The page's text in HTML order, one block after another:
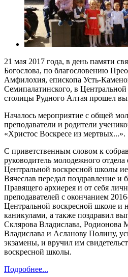
21 мая 2017 года, в день памяти
Богослова, по благословению
Амфилохия, епископа Усть-
Семипалатинского, в
столицы Рудного Алтая прошел
Началось мероприятие с общей
преподаватели и родители
«Христос Воскресе из мертвых...».
С приветственным словом к
руководитель молодежного
Центральной воскресной школы
Вячеслав передал поздравление и
Правящего архиерея и от себя
преподавателей с окончанием
Центральной воскресной школе и
каникулами, а также поздравил
Склярова Владислава, Родионова
Владислава и Асланову Полину,
экзамены, и вручил им
воскресной школы.
Подробнее...